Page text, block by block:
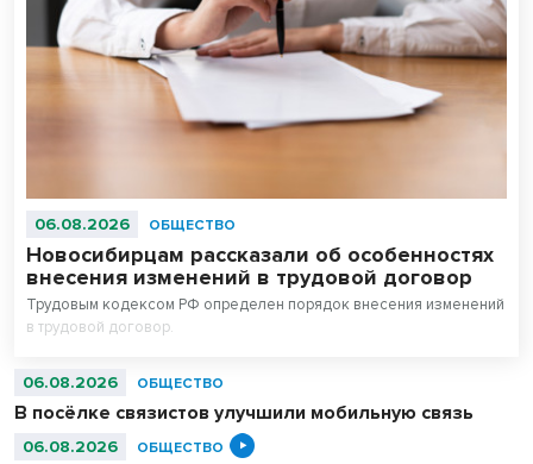
06.08.2026 ОБЩЕСТВО
Новосибирцам рассказали об особенностях
внесения изменений в трудовой договор
Трудовым кодексом РФ определен порядок внесения изменений
в трудовой договор.
06.08.2026 ОБЩЕСТВО
В посёлке связистов улучшили мобильную связь
06.08.2026 ОБЩЕСТВО